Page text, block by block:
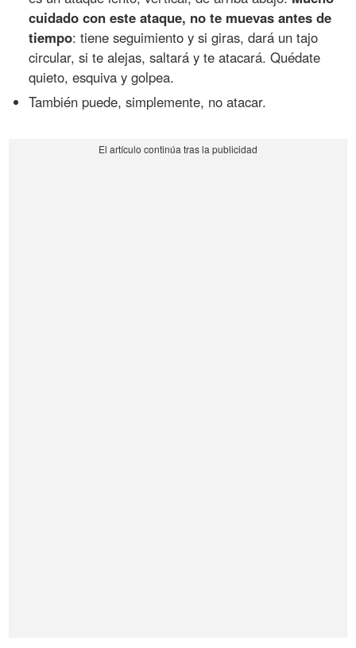
cuidado con este ataque, no te muevas antes de
tiempo: tiene seguimiento y si giras, dará un tajo
circular, si te alejas, saltará y te atacará. Quédate
quieto, esquiva y golpea.
También puede, simplemente, no atacar.